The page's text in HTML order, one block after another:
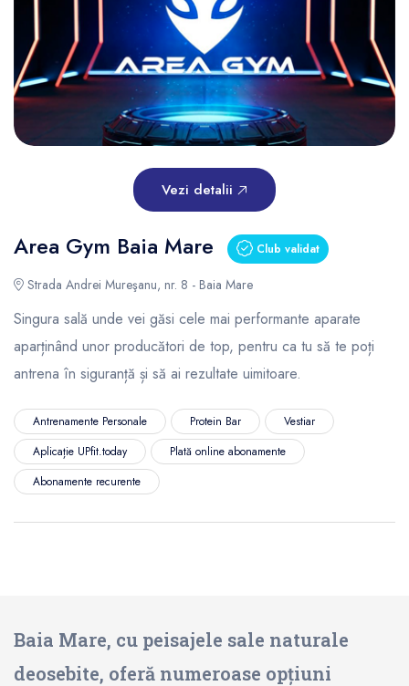
Vezi detalii
Area Gym Baia Mare Club validat
Strada Andrei Mureşanu, nr. 8 - Baia Mare
Singura sală unde vei găsi cele mai performante aparate
aparținând unor producători de top, pentru ca tu să te poți
antrena în siguranță și să ai rezultate uimitoare.
Antrenamente Personale Protein Bar
Vestiar
Aplicație UPfit.today
Plată online abonamente
Abonamente recurente
Baia Mare, cu peisajele sale naturale
deosebite, oferă numeroase opțiuni